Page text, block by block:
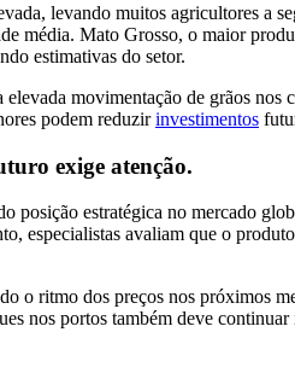
levando muitos agricultores a
média. Mato Grosso, o maior
estimativas do setor.
movimentação de grãos
podem reduzirinvestimentos
exige atenção.
estratégica no mercado
especialistas avaliam que o
ritmo dos preços nos próximos
nos portos também deve